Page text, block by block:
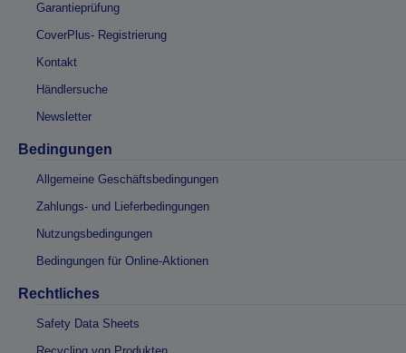
Garantieprüfung
CoverPlus- Registrierung
Kontakt
Händlersuche
Newsletter
Bedingungen
Allgemeine Geschäftsbedingungen
Zahlungs- und Lieferbedingungen
Nutzungsbedingungen
Bedingungen für Online-Aktionen
Rechtliches
Safety Data Sheets